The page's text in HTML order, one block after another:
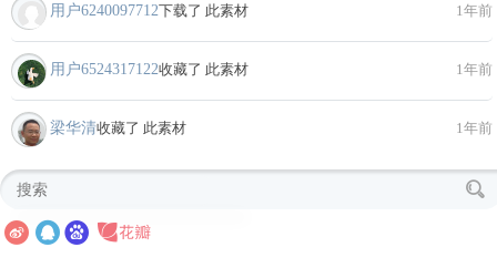
用户6240097712下载了 此素材 1年前
用户6524317122收藏了 此素材 1年前
梁华清收藏了 此素材 1年前